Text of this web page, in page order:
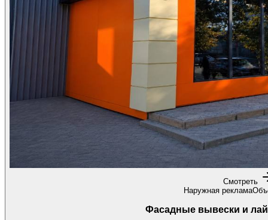
Смотреть
Наружная реклама
Фасадные вывески и